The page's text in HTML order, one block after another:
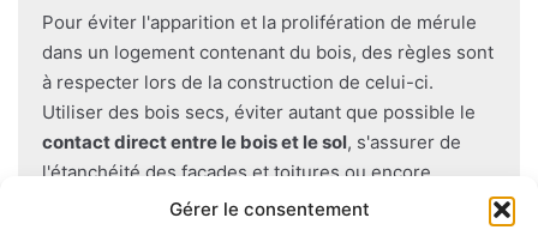
Gérer le consentement
Pour éviter l'apparition et la prolifération de mérule
dans un logement contenant du bois, des règles sont
à respecter lors de la construction de celui-ci.
Utiliser des bois secs, éviter autant que possible le
contact direct entre le bois et le sol, s'assurer de
l'étanchéité des façades et toitures ou encore
prévoir des aérations en sous-sol limitent les risques